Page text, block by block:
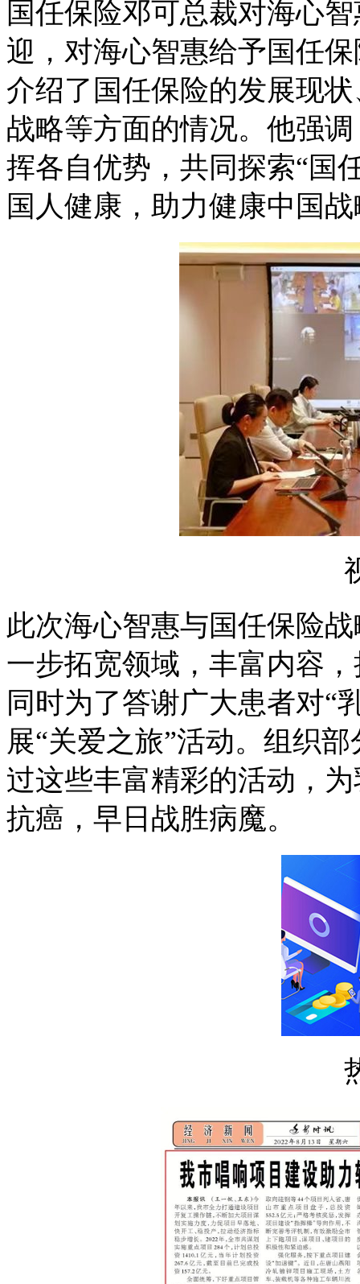
国任保险邓可总裁对海心
迎，对海心智惠给予国任
介绍了国任保险的发展现
战略等方面的情况。他强
挥各自优势，共同探索“国
国人健康，助力健康中国
此次海心智惠与国任保险
一步拓宽领域，丰富内容
同时为了答谢广大患者对“
展“关爱之旅”活动。组织
过这些丰富精彩的活动，
抗癌，早日战胜病魔。